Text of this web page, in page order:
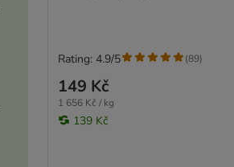
149 Kč
1 656 Kč / kg
139 Kč
Rating: 4.9/5 (89)